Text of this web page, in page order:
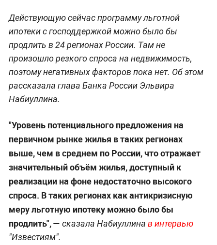
Действующую сейчас программу льготной
ипотеки с господдержкой можно было бы
продлить в 24 регионах России. Там не
произошло резкого спроса на недвижимость,
поэтому негативных факторов пока нет. Об этом
рассказала глава Банка России Эльвира
Набиуллина.
"Уровень потенциального предложения на
первичном рынке жилья в таких регионах
выше, чем в среднем по России, что отражает
значительный объём жилья, доступный к
реализации на фоне недостаточно высокого
спроса. В таких регионах как антикризисную
меру льготную ипотеку можно было бы
продлить", — сказала Набиуллина в интервью
"Известиям".